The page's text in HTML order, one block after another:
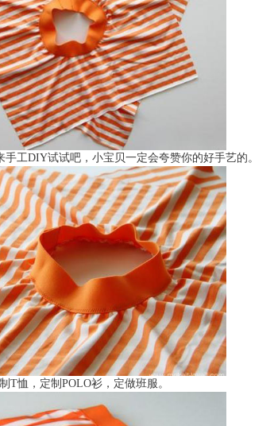
工DIY试试吧，小宝贝一定会夸赞你的好手艺的。
T恤，定制POLO衫，定做班服。